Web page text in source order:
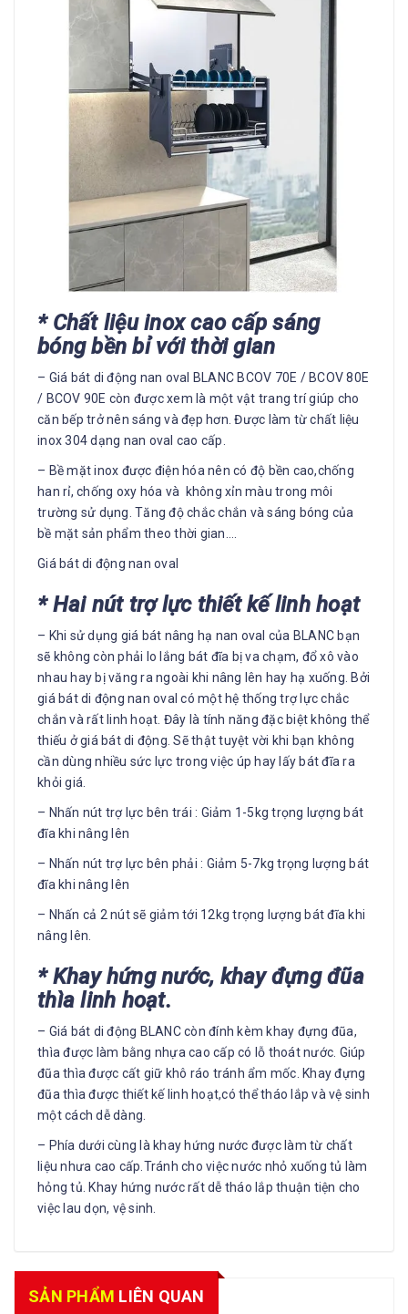
* Chất liệu inox cao cấp sáng
bóng bền bỉ với thời gian
– Giá bát di động nan oval BLANC BCOV 70E / BCOV 80E
/ BCOV 90E còn được xem là một vật trang trí giúp cho
căn bếp trở nên sáng và đẹp hơn. Được làm từ chất liệu
inox 304 dạng nan oval cao cấp.
– Bề mặt inox được điện hóa nên có độ bền cao,chống
han rỉ, chống oxy hóa và không xỉn màu trong môi
trường sử dụng. Tăng độ chắc chắn và sáng bóng của
bề mặt sản phẩm theo thời gian….
Giá bát di động nan oval
* Hai nút trợ lực thiết kế linh hoạt
– Khi sử dụng giá bát nâng hạ nan oval của BLANC bạn
sẽ không còn phải lo lắng bát đĩa bị va chạm, đổ xô vào
nhau hay bị văng ra ngoài khi nâng lên hay hạ xuống. Bởi
giá bát di động nan oval có một hệ thống trợ lực chắc
chắn và rất linh hoạt. Đây là tính năng đặc biệt không thể
thiếu ở giá bát di động. Sẽ thật tuyệt vời khi bạn không
cần dùng nhiều sức lực trong việc úp hay lấy bát đĩa ra
khỏi giá.
– Nhấn nút trợ lực bên trái : Giảm 1-5kg trọng lượng bát
đĩa khi nâng lên
– Nhấn nút trợ lực bên phải : Giảm 5-7kg trọng lượng bát
đĩa khi nâng lên
– Nhấn cả 2 nút sẽ giảm tới 12kg trọng lượng bát đĩa khi
nâng lên.
* Khay hứng nước, khay đựng đũa
thìa linh hoạt.
– Giá bát di động BLANC còn đính kèm khay đựng đũa,
thìa được làm bằng nhựa cao cấp có lỗ thoát nước. Giúp
đũa thìa được cất giữ khô ráo tránh ẩm mốc. Khay đựng
đũa thìa được thiết kế linh hoạt,có thể tháo lắp và vệ sinh
một cách dễ dàng.
– Phía dưới cùng là khay hứng nước được làm từ chất
liệu nhưa cao cấp.Tránh cho việc nước nhỏ xuống tủ làm
hỏng tủ. Khay hứng nước rất dễ tháo lắp thuận tiện cho
việc lau dọn, vệ sinh.
SẢN PHẨM LIÊN QUAN